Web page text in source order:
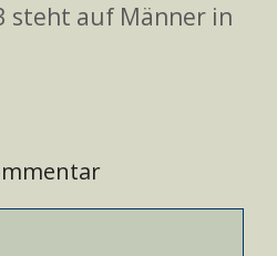
steht auf Männer in